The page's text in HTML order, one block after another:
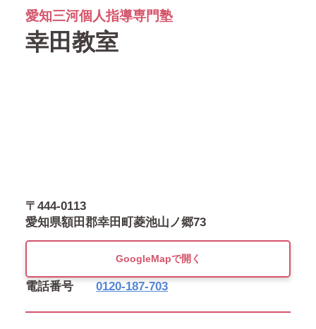
愛知三河個人指導専門塾
幸田教室
〒444-0113
愛知県額田郡幸田町菱池山ノ郷73
GoogleMapで開く
電話番号 0120-187-703